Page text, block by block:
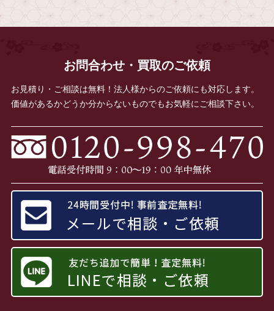
お問合わせ・買取のご依頼
お見積り・ご相談は無料！法人様からのご依頼にも対応します。
価値があるかどうか分からないものでもお気軽にご相談下さい。